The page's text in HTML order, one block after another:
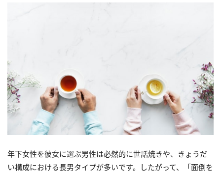
年下女性を彼女に選ぶ男性は必然的に世話焼きや、きょうだ
い構成における長男タイプが多いです。したがって、「面倒を